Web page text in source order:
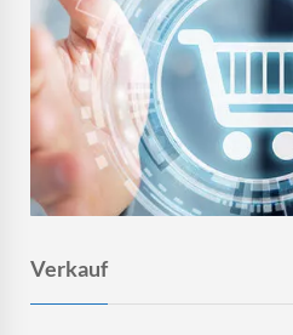
Wenn Sie von allem
wissen wir genau,
Verkauf